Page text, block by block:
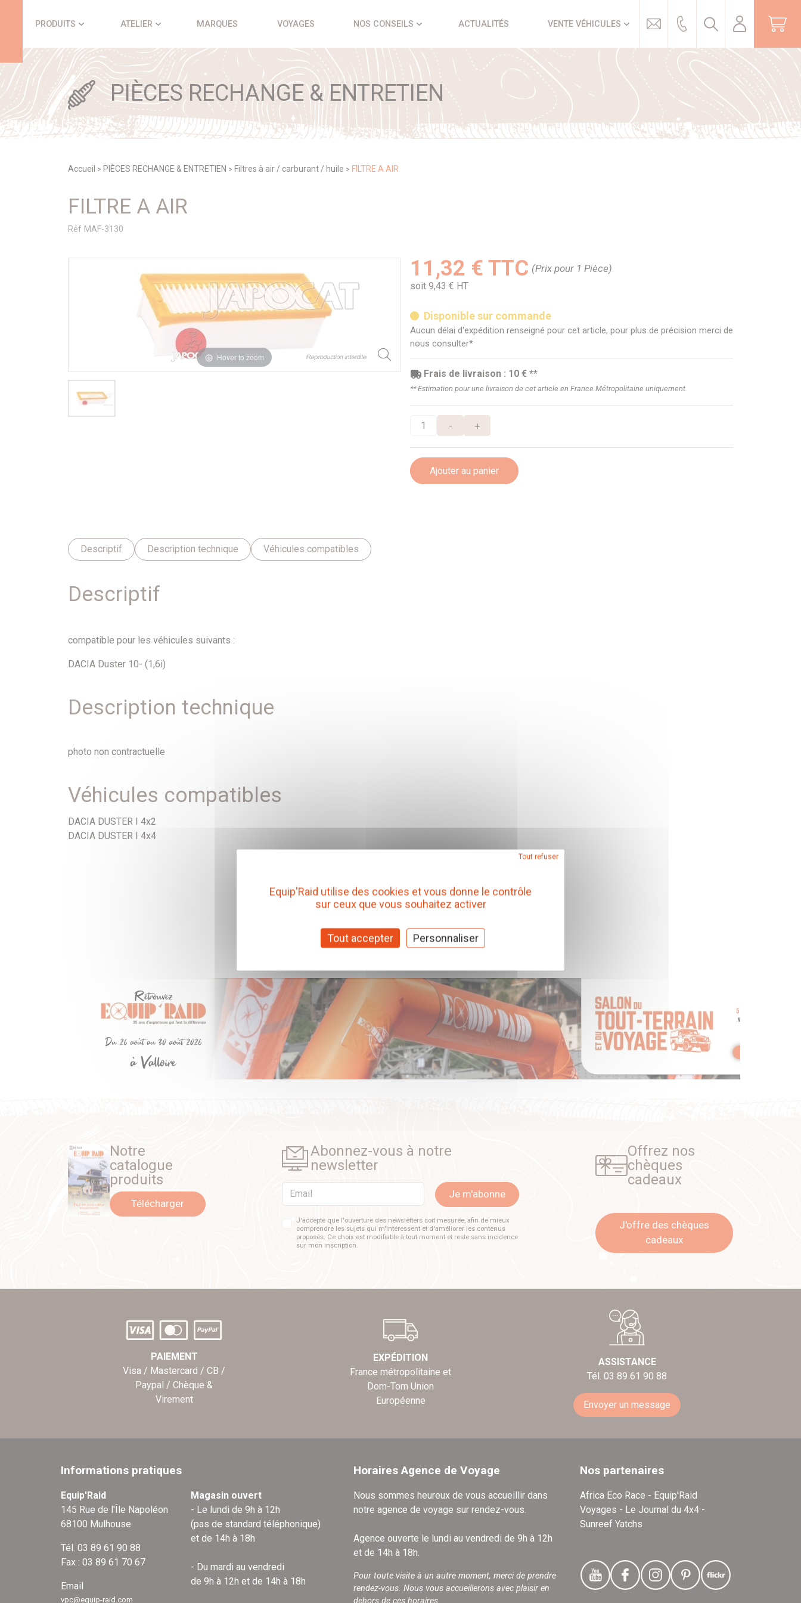
PRODUITS ATELIER MARQUES VOYAGES NOS CONSEILS ACTUALITÉS VENTE VÉHICULES
PIÈCES RECHANGE & ENTRETIEN
Accueil > PIÈCES RECHANGE & ENTRETIEN > Filtres à air / carburant / huile > FILTRE A AIR
FILTRE A AIR
Réf MAF-3130
Hover to zoom
11,32 € TTC (Prix pour 1 Pièce)
soit 9,43 € HT
Disponible sur commande
Aucun délai d'expédition renseigné pour cet article, pour plus de précision merci de
nous consulter*
Frais de livraison : 10 € **
** Estimation pour une livraison de cet article en France Métropolitaine uniquement.
- +
Ajouter au panier
Descriptif Description technique Véhicules compatibles
Descriptif
compatible pour les véhicules suivants :
DACIA Duster 10- (1,6i)
Description technique
photo non contractuelle
Véhicules compatibles
DACIA DUSTER I 4x2
DACIA DUSTER I 4x4
Notre
catalogue
produits
Télécharger
Abonnez-vous à notre
newsletter
Email Je m'abonne
J'accepte que l'ouverture des newsletters soit mesurée, afin de mieux
comprendre les sujets qui m'intéressent et d'améliorer les contenus
proposés. Ce choix est modifiable à tout moment et reste sans incidence
sur mon inscription.
Offrez nos
chèques
cadeaux
J'offre des chèques
cadeaux
PAIEMENT
Visa / Mastercard / CB /
Paypal / Chèque &
Virement
EXPÉDITION
France métropolitaine et
Dom-Tom Union
Européenne
ASSISTANCE
Tél. 03 89 61 90 88
Envoyer un message
Informations pratiques
Equip'Raid
145 Rue de l'Île Napoléon
68100 Mulhouse
Tél. 03 89 61 90 88
Fax : 03 89 61 70 67
Email
vpc@equip-raid.com
Magasin ouvert
- Le lundi de 9h à 12h
(pas de standard téléphonique)
et de 14h à 18h
- Du mardi au vendredi
de 9h à 12h et de 14h à 18h
Horaires Agence de Voyage
Nous sommes heureux de vous accueillir dans
notre agence de voyage sur rendez-vous.
Agence ouverte le lundi au vendredi de 9h à 12h
et de 14h à 18h.
Pour toute visite à un autre moment, merci de prendre
rendez-vous. Nous vous accueillerons avec plaisir en
dehors de ces horaires.
Nos partenaires
Africa Eco Race - Equip'Raid
Voyages - Le Journal du 4x4 -
Sunreef Yatchs
Equip'Raid utilise des cookies et vous donne le contrôle
sur ceux que vous souhaitez activer
Tout accepter
Tout refuser
Personnaliser